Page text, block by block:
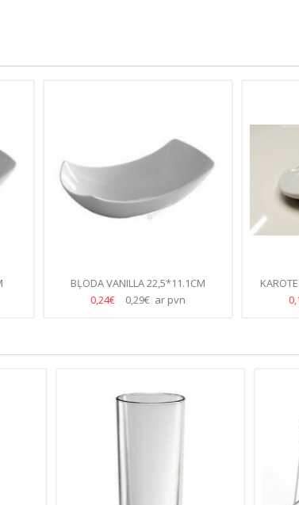
BĻODA VANILLA 22,5*11.1CM
0,24€
0,29€ ar pvn